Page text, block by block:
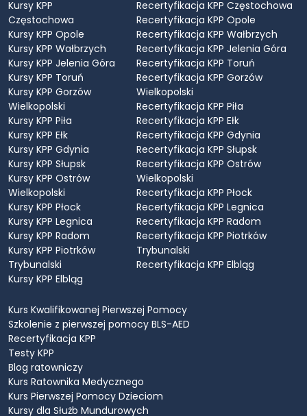
Kursy KPP
Częstochowa
Kursy KPP Opole
Kursy KPP Wałbrzych
Kursy KPP Jelenia Góra
Kursy KPP Toruń
Kursy KPP Gorzów
Wielkopolski
Kursy KPP Piła
Kursy KPP Ełk
Kursy KPP Gdynia
Kursy KPP Słupsk
Kursy KPP Ostrów
Wielkopolski
Kursy KPP Płock
Kursy KPP Legnica
Kursy KPP Radom
Kursy KPP Piotrków
Trybunalski
Kursy KPP Elbląg
Recertyfikacja KPP Częstochowa
Recertyfikacja KPP Opole
Recertyfikacja KPP Wałbrzych
Recertyfikacja KPP Jelenia Góra
Recertyfikacja KPP Toruń
Recertyfikacja KPP Gorzów
Wielkopolski
Recertyfikacja KPP Piła
Recertyfikacja KPP Ełk
Recertyfikacja KPP Gdynia
Recertyfikacja KPP Słupsk
Recertyfikacja KPP Ostrów
Wielkopolski
Recertyfikacja KPP Płock
Recertyfikacja KPP Legnica
Recertyfikacja KPP Radom
Recertyfikacja KPP Piotrków
Trybunalski
Recertyfikacja KPP Elbląg
Kurs Kwalifikowanej Pierwszej Pomocy
Szkolenie z pierwszej pomocy BLS-AED
Recertyfikacja KPP
Testy KPP
Blog ratowniczy
Kurs Ratownika Medycznego
Kurs Pierwszej Pomocy Dzieciom
Kursy dla Służb Mundurowych